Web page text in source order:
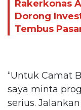
Rakerkonas
Dorong
Tembus
“Untuk Camat
saya minta
serius.